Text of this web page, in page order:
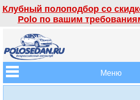
Клубный полоподбор со
Polo по вашим
Меню